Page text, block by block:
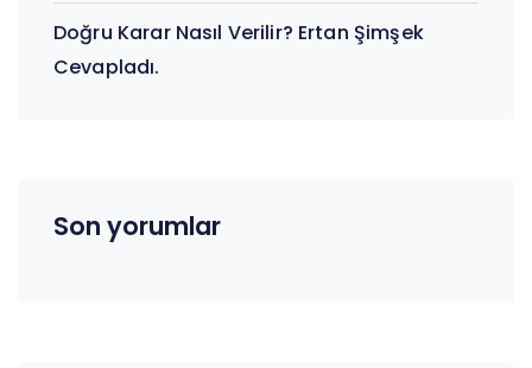
Doğru Karar Nasıl Verilir? Ertan Şimşek
Cevapladı.
Son yorumlar